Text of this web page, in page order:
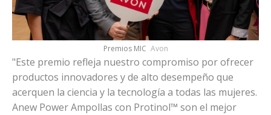
Premios MIC Avon
"Este premio refleja nuestro compromiso por ofrecer
productos innovadores y de alto desempeño que
acerquen la ciencia y la tecnología a todas las mujeres.
Anew Power Ampollas con Protinol™ son el mejor